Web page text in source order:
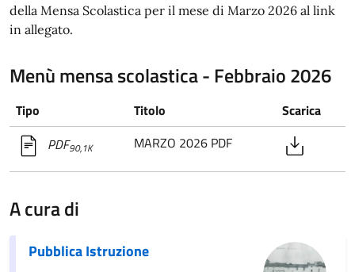
della Mensa Scolastica per il mese di Marzo 2026 al link
in allegato.
Menù mensa scolastica - Febbraio 2026
Tipo Titolo
Scarica
PDF90,1K MARZO 2026 PDF
A cura di
Pubblica Istruzione